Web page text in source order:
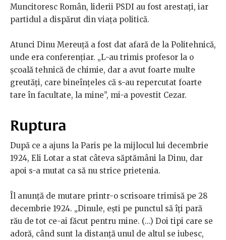
Muncitoresc Român, liderii PSDI au fost arestați, iar
partidul a dispărut din viața politică.
Atunci Dinu Mereuță a fost dat afară de la Politehnică,
unde era conferențiar. „L-au trimis profesor la o
școală tehnică de chimie, dar a avut foarte multe
greutăți, care bineînțeles că s-au repercutat foarte
tare în facultate, la mine”, mi-a povestit Cezar.
Ruptura
După ce a ajuns la Paris pe la mijlocul lui decembrie
1924, Eli Lotar a stat câteva săptămâni la Dinu, dar
apoi s-a mutat ca să nu strice prietenia.
Îl anunță de mutare printr-o scrisoare trimisă pe 28
decembrie 1924. „Dinule, ești pe punctul să îți pară
rău de tot ce-ai făcut pentru mine. (...) Doi tipi care se
adoră, când sunt la distanță unul de altul se iubesc,